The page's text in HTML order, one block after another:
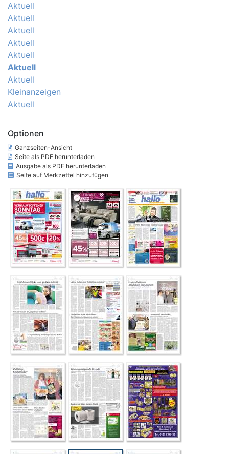
Aktuell
Aktuell
Aktuell
Aktuell
Aktuell
Aktuell
Aktuell
Kleinanzeigen
Aktuell
Optionen
Ganzseiten-Ansicht
Seite als PDF herunterladen
Ausgabe als PDF herunterladen
Seite auf Merkzettel hinzufügen